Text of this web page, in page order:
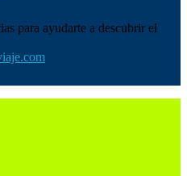
para ayudarte a descubrir el